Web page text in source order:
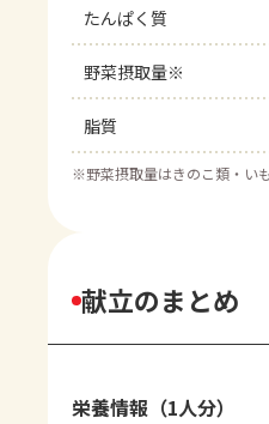
たんぱく質
野菜摂取量※
脂質
※野菜摂取量はきのこ類・い
献立のまとめ
栄養情報（1人分）